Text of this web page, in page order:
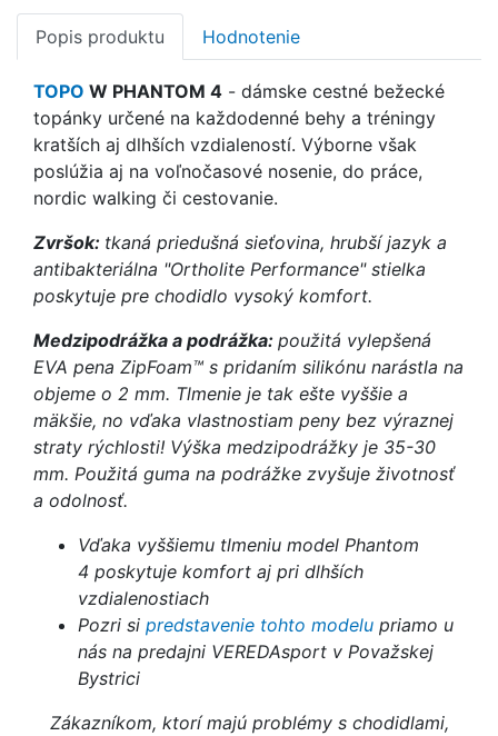
Popis produktu Hodnotenie
TOPO W PHANTOM 4 - dámske cestné bežecké
topánky určené na každodenné behy a tréningy
kratších aj dlhších vzdialeností. Výborne však
poslúžia aj na voľnočasové nosenie, do práce,
nordic walking či cestovanie.
Zvršok: tkaná priedušná sieťovina, hrubší jazyk a
antibakteriálna "Ortholite Performance" stielka
poskytuje pre chodidlo vysoký komfort.
Medzipodrážka a podrážka: použitá vylepšená
EVA pena ZipFoam™ s pridaním silikónu narástla na
objeme o 2 mm. Tlmenie je tak ešte vyššie a
mäkšie, no vďaka vlastnostiam peny bez výraznej
straty rýchlosti! Výška medzipodrážky je 35-30
mm. Použitá guma na podrážke zvyšuje životnosť
a odolnosť.
Vďaka vyššiemu tlmeniu model Phantom
4 poskytuje komfort aj pri dlhších
vzdialenostiach
Pozri si predstavenie tohto modelu priamo u
nás na predajni VEREDAsport v Považskej
Bystrici
Zákazníkom, ktorí majú problémy s chodidlami,